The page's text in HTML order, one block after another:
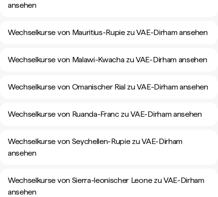
ansehen
Wechselkurse von Mauritius-Rupie zu VAE-Dirham ansehen
Wechselkurse von Malawi-Kwacha zu VAE-Dirham ansehen
Wechselkurse von Omanischer Rial zu VAE-Dirham ansehen
Wechselkurse von Ruanda-Franc zu VAE-Dirham ansehen
Wechselkurse von Seychellen-Rupie zu VAE-Dirham
ansehen
Wechselkurse von Sierra-leonischer Leone zu VAE-Dirham
ansehen